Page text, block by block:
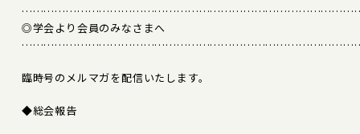
◎学会より会員のみなさまへ
臨時号のメルマガを配信いたします。
◆総会報告